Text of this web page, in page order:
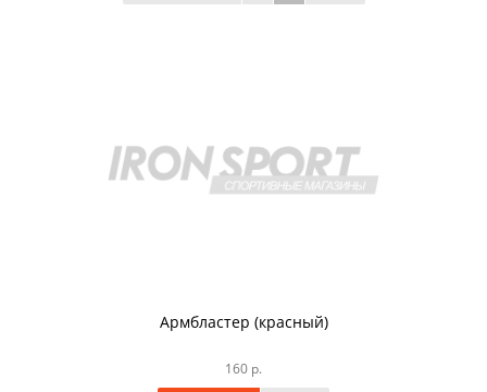
Армбластер (красный)
160 р.